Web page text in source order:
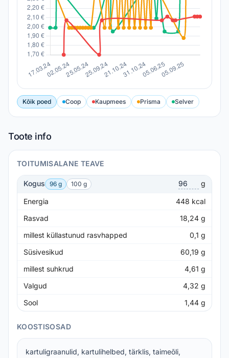
Kõik poed Coop Kaupmees Prisma Selver
Toote info
TOITUMISALANE TEAVE
Kogus 96 g 100 g g
Energia 448 kcal
Rasvad
18,24 g
millest küllastunud rasvhapped
0,1 g
Süsivesikud
60,19 g
millest suhkrud
4,61 g
Valgud
4,32 g
Sool
1,44 g
KOOSTISOSAD
kartuligraanulid, kartulihelbed, tärklis, taimeõli,